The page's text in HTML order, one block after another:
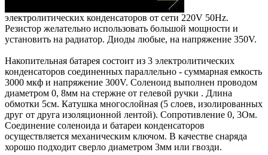
электролитических конденсаторов от сети 220V 50Hz.
Резистор желательно использовать большой мощности и
установить на радиатор. Диоды любые, на напряжение 350V.
Накопительная батарея состоит из 3 электролитических
конденсаторов соединенных параллельно - суммарная емкость
3000 мкф и напряжение 300V. Соленоид выполнен проводом
диаметром 0, 8мм на стержне от гелевой ручки . Длина
обмотки 5см. Катушка многослойная (5 слоев, изолированных
друг от друга изоляционной лентой). Сопротивление 0, 3Ом.
Соединение соленоида и батареи конденсаторов
осуществляется механическим ключом. В качестве снаряда
хорошо подходит сверло диаметром 3мм или гвозди.